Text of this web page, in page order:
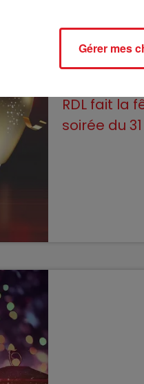
26 décembre
RDL SUR
RDL fait la
soirée du
Gérer mes